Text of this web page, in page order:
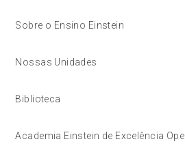
Sobre o Ensino Einstein
Nossas Unidades
Biblioteca
Academia Einstein de Excelência